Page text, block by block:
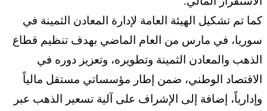
كما تم تشكيل الهيئة العامة لإدارة المعادن الثمينة في
سوريا، في مارس من العام الماضي بهدف تنظيم قطاع
الذهب والمعادن الثمينة وتطويره، وتعزيز دوره في
الاقتصاد الوطني، ضمن إطار مؤسساتي مستقل مالياً
وإدارياً، إضافة إلى الإشراف على آلية تسعير الذهب عبر